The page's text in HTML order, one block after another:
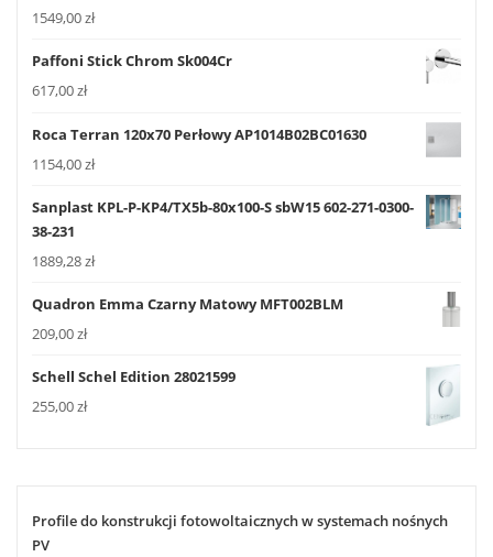
1549,00zł
Paffoni Stick Chrom Sk004Cr
617,00zł
Roca Terran 120x70 Perłowy AP1014B02BC01630
1154,00zł
Sanplast KPL-P-KP4/TX5b-80x100-S sbW15 602-271-0300-
38-231
1889,28zł
Quadron Emma Czarny Matowy MFT002BLM
209,00zł
Schell Schel Edition 28021599
255,00zł
Profile do konstrukcji fotowoltaicznych w systemach nośnych
PV